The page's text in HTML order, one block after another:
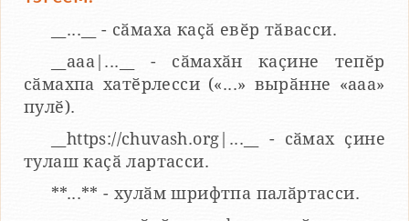
__...__ - сӑмаха каҫӑ евӗр тӑвасси.
__aaa|...__ - сӑмахӑн каҫине тепӗр
сӑмахпа хатӗрлесси («...» вырӑнне «ааа»
пулӗ).
__https://chuvash.org|...__ - сӑмах ҫине
тулаш каҫӑ лартасси.
**...** - хулӑм шрифтпа палӑртасси.